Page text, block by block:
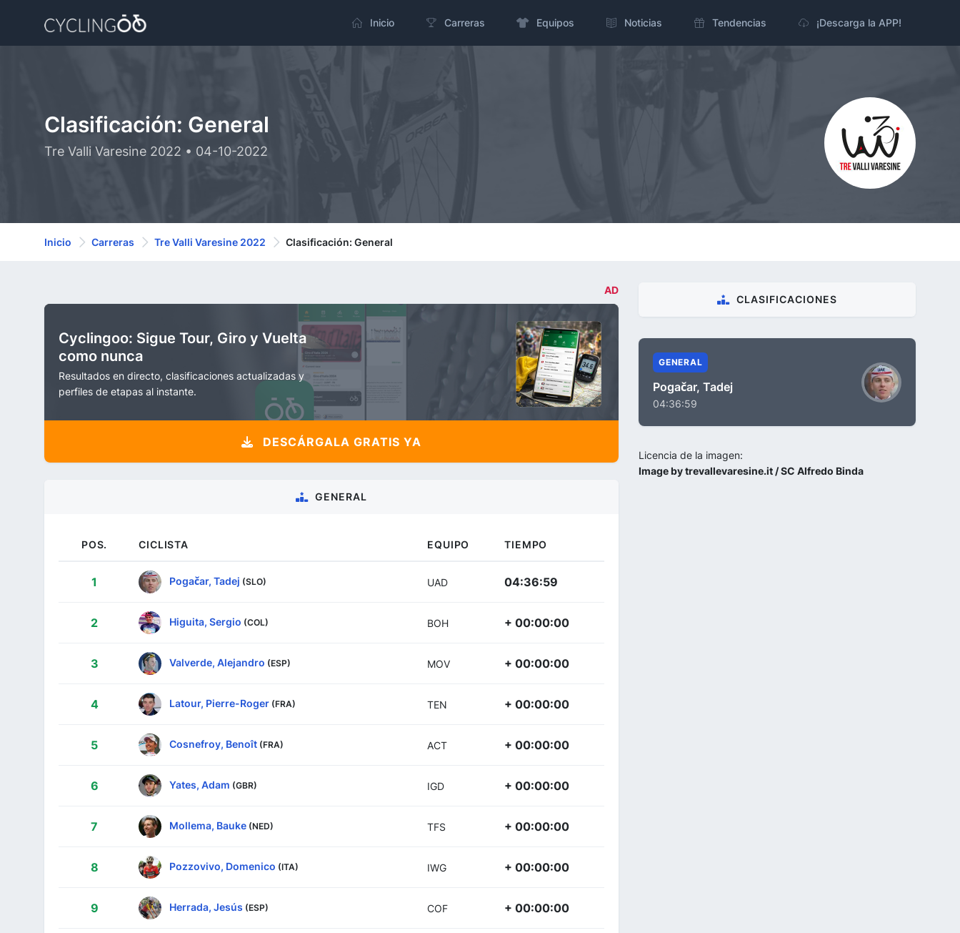
Inicio Carreras Equipos Noticias Tendencias ¡Descarga la APP!
Clasificación: General
Tre Valli Varesine 2022 • 04-10-2022
Inicio Carreras Tre Valli Varesine 2022 Clasificación: General
AD
Cyclingoo: Sigue Tour, Giro y Vuelta
como nunca
Resultados en directo, clasificaciones actualizadas y
perfiles de etapas al instante.
DESCÁRGALA GRATIS YA
GENERAL
POS. CICLISTA EQUIPO TIEMPO
1 Pogačar, Tadej (SLO) UAD 04:36:59
2 Higuita, Sergio (COL) BOH + 00:00:00
3 Valverde, Alejandro (ESP) MOV + 00:00:00
4 Latour, Pierre-Roger (FRA) TEN + 00:00:00
5 Cosnefroy, Benoît (FRA) ACT + 00:00:00
6 Yates, Adam (GBR) IGD + 00:00:00
7 Mollema, Bauke (NED) TFS + 00:00:00
8 Pozzovivo, Domenico (ITA) IWG + 00:00:00
9 Herrada, Jesús (ESP) COF + 00:00:00
CLASIFICACIONES
GENERAL
Pogačar, Tadej
04:36:59
Licencia de la imagen:
Image by trevallevaresine.it / SC Alfredo Binda